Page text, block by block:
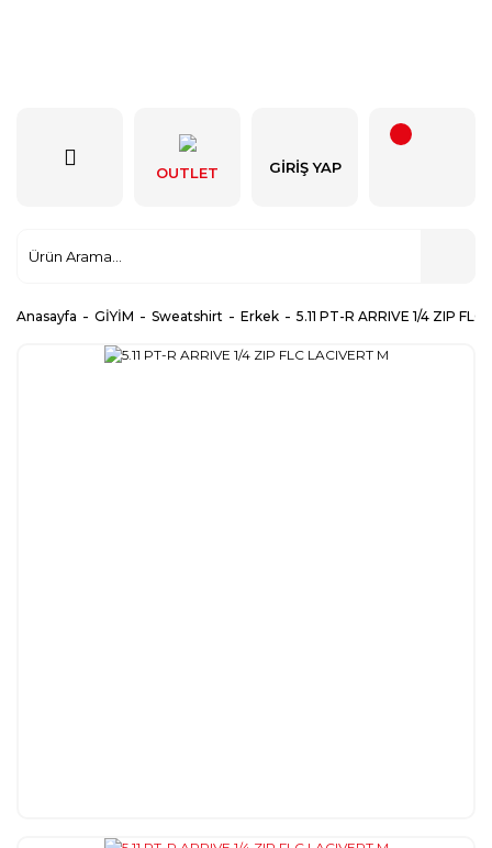
OUTLET GIRIŞ YAP
Anasayfa GİYİM Sweatshirt Erkek 5.11 PT-R ARRIVE 1/4 ZIP